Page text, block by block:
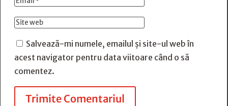
Salvează-mi numele, emailul și site-ul web în
acest navigator pentru data viitoare când o să
comentez.
Trimite Comentariul